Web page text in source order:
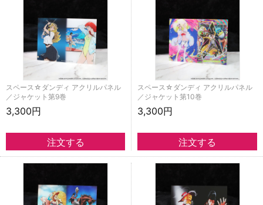
スペース☆ダンディ アクリルパネル
／ジャケット第9巻
3,300円
スペース☆ダンディ アクリルパネル
／ジャケット第10巻
3,300円